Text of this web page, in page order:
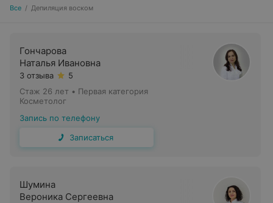
Все / Депиляция воском
Гончарова
Наталья Ивановна
3 отзыва
5
Стаж 26 лет • Первая категория
Косметолог
Запись по телефону
Записаться
Шумина
Вероника Сергеевна